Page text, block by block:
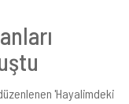
'Hayalimdeki